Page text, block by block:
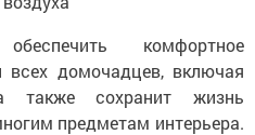
комфортное
домочадцев, включая
также сохранит жизнь
предметам интерьера.